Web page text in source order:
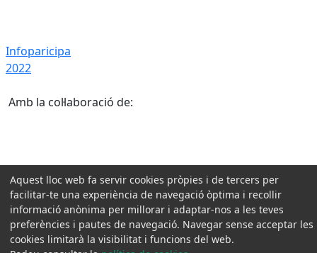
Infoparicipa
2022
Amb la col·laboració de:
Aquest lloc web fa servir cookies pròpies i de tercers per
facilitar-te una experiència de navegació òptima i recollir
informació anònima per millorar i adaptar-nos a les teves
preferències i pautes de navegació. Navegar sense acceptar les
cookies limitarà la visibilitat i funcions del web.